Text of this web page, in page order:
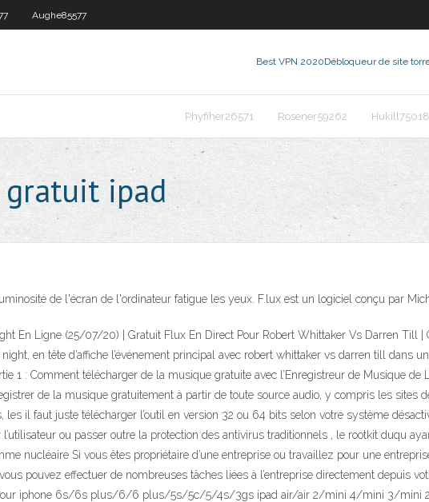
Aughe85577
Best VPN 2020Débloqueur de site
Phyfiher26571 Rosener59262 Hukill75018
ipad
de l'écran de l'ordinateur fatigue les yeux. F.lux est un logiciel conçu par
En Ligne (25/07/20) | Gratuit Flux En Direct Pour Robert Whittaker Vs Darren Till
en tête d’affiche l’événement principal avec robert whittaker vs darren till
1 : Comment télécharger de la musique gratuite avec l’Enregistreur de Musique de
de la musique gratuitement à partir de toute source audio, y compris les sites
les il faut juste télécharger l’outil en version 32 ou 64 bits selon votre système
l’utilisateur ou passer outre la protection des antivirus traditionnels , le rootkit duqu
nucléaire Si vous êtes propriétaire d’une entreprise ou travaillez pour une
pouvez effectuer de nombreuses tâches liées à l’entreprise directement depuis
iphone 6s/6s plus/6/6 plus/5s/5c/5/4s/3gs ipad air/air 2/mini 4/mini 3/mini